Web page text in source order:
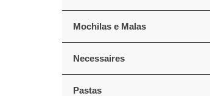
Mochilas e Malas
Necessaires
Pastas